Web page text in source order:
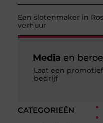
Een slotenmaker in
verhuur
CATEGORIEËN
Media en
Laat een
bedrijf